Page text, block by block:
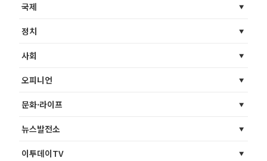
국제
정치
사회
오피니언
문화·라이프
뉴스발전소
이투데이TV